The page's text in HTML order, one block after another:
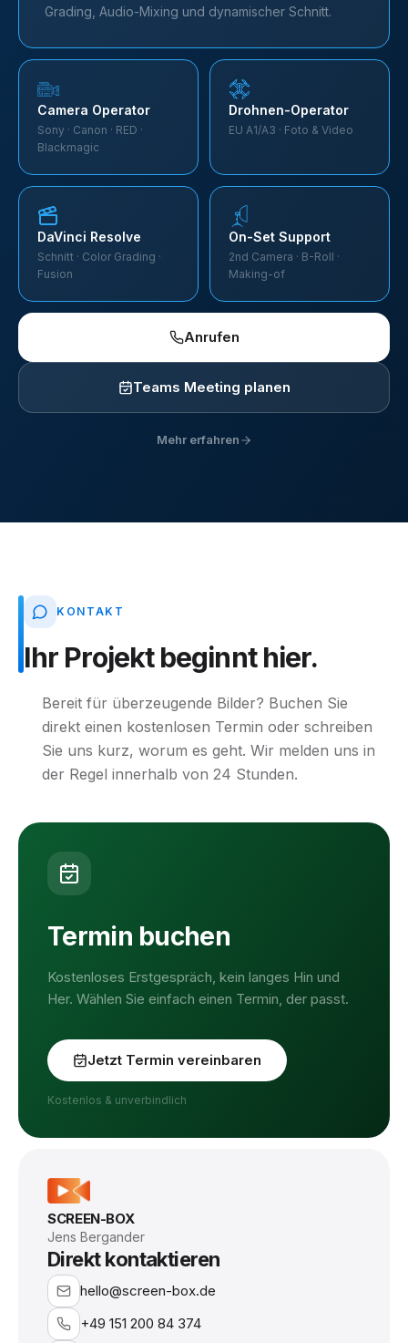
Grading, Audio-Mixing und dynamischer Schnitt.
Camera Operator
Sony · Canon · RED ·
Blackmagic
Drohnen-Operator
EU A1/A3 · Foto & Video
DaVinci Resolve
Schnitt · Color Grading ·
Fusion
On-Set Support
2nd Camera · B-Roll ·
Making-of
Anrufen
Teams Meeting planen
Mehr erfahren
KONTAKT
Ihr Projekt beginnt hier.
Bereit für überzeugende Bilder? Buchen Sie
direkt einen kostenlosen Termin oder schreiben
Sie uns kurz, worum es geht. Wir melden uns in
der Regel innerhalb von 24 Stunden.
Termin buchen
Kostenloses Erstgespräch, kein langes Hin und
Her. Wählen Sie einfach einen Termin, der passt.
Jetzt Termin vereinbaren
Kostenlos & unverbindlich
SCREEN-BOX
Jens Bergander
Direkt kontaktieren
hello@screen-box.de
+49 151 200 84 374